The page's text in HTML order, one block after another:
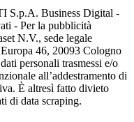
S.p.A. Business Digital -
- Per la pubblicità
N.V., sede legale
46, 20093 Cologno
personali trasmessi e/o
all’addestramento di
È altresì fatto divieto
di data scraping.